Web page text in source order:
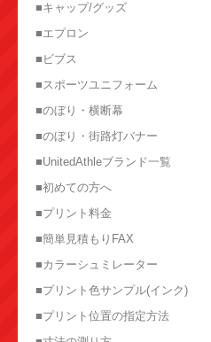
■キャップ/グッズ
■エプロン
■ビブス
■スポーツユニフォーム
■のぼり・横断幕
■のぼり・街路灯バナー
■UnitedAthleブランド一覧
■初めての方へ
■プリント料金
■簡単見積もりFAX
■カラーシュミレーター
■プリント色サンプル(インク)
■プリント位置の指定方法